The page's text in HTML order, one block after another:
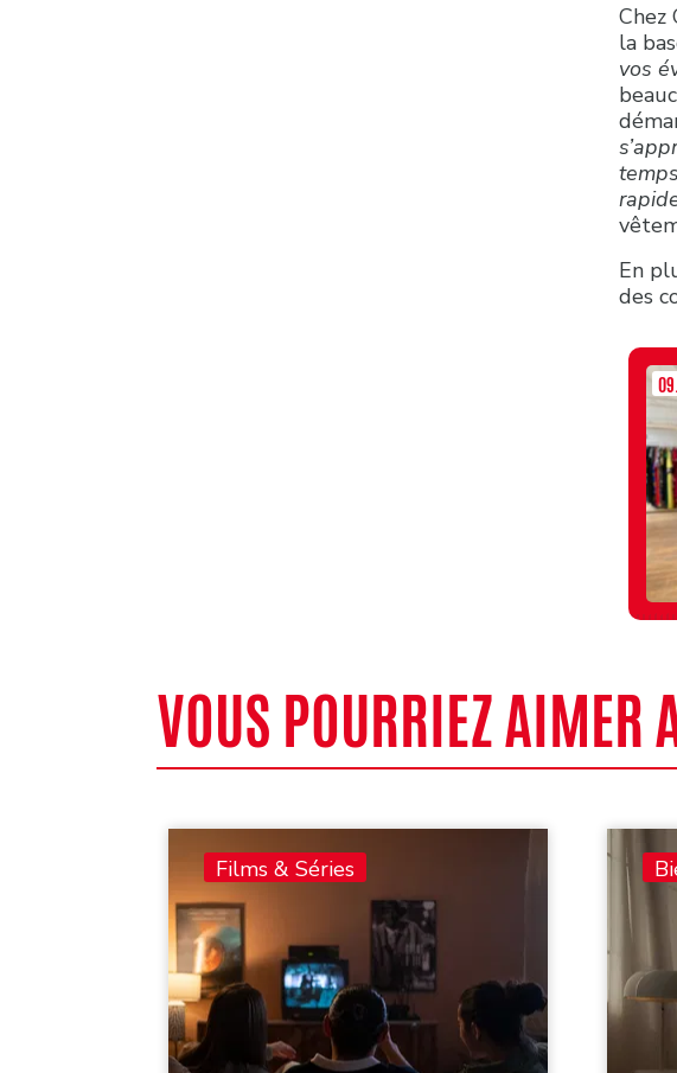
Chez
la
vos
En
des
VOUS POURRIEZ AIMER
Films & Séries